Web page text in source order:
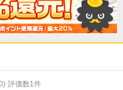
) 評価数1 件